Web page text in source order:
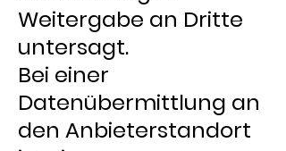
Weitergabe an Dritte
untersagt.
Bei einer
Datenübermittlung an
den Anbieterstandort